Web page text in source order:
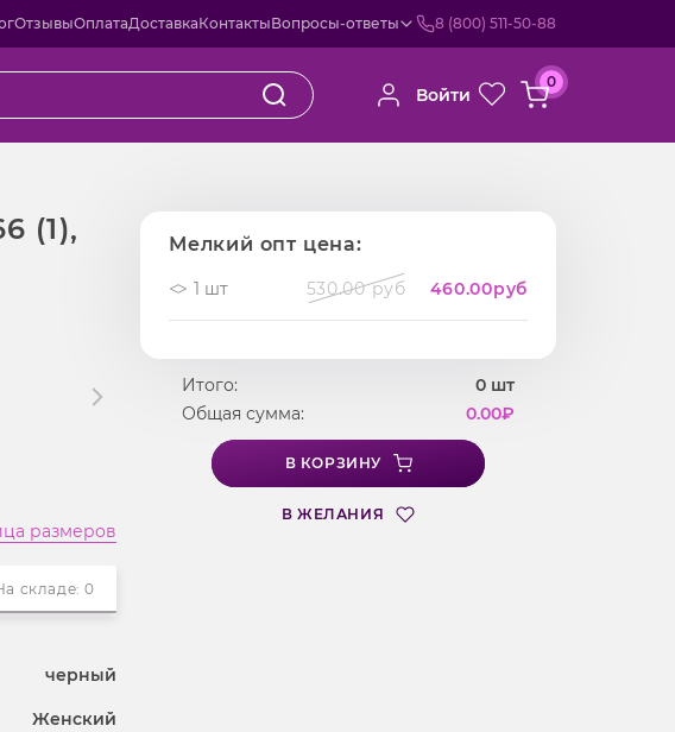
ОтзывыОплатаДоставкаКонтактыВопросы-ответы 8 (800) 511-50-88
Войти
0
(1),
размеров
складе: 0
черный
Женский
Мелкий опт цена:
1 шт 530.00 руб 460.00руб
Итого: 0 шт
Общая сумма:
0.00₽
В КОРЗИНУ
В ЖЕЛАНИЯ